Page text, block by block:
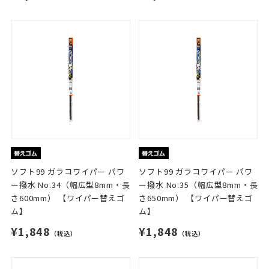
ソフト99 ガラコワイパー パワ
ー撥水 No.34（幅広型8mm・長
さ600mm） 【ワイパー替えゴ
ム】
¥1,848 （税込）
ソフト99 ガラコワイパー パワ
ー撥水 No.35（幅広型8mm・長
さ650mm） 【ワイパー替えゴ
ム】
¥1,848 （税込）